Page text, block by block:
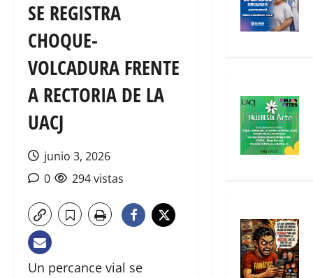
SE REGISTRA
CHOQUE-
VOLCADURA FRENTE
A RECTORIA DE LA
UACJ
junio 3, 2026
0
294 vistas
Un percance vial se